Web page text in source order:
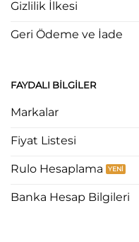
Gizlilik İlkesi
Geri Ödeme ve İade
FAYDALI BILGILER
Markalar
Fiyat Listesi
Rulo Hesaplama
Banka Hesap Bilgileri